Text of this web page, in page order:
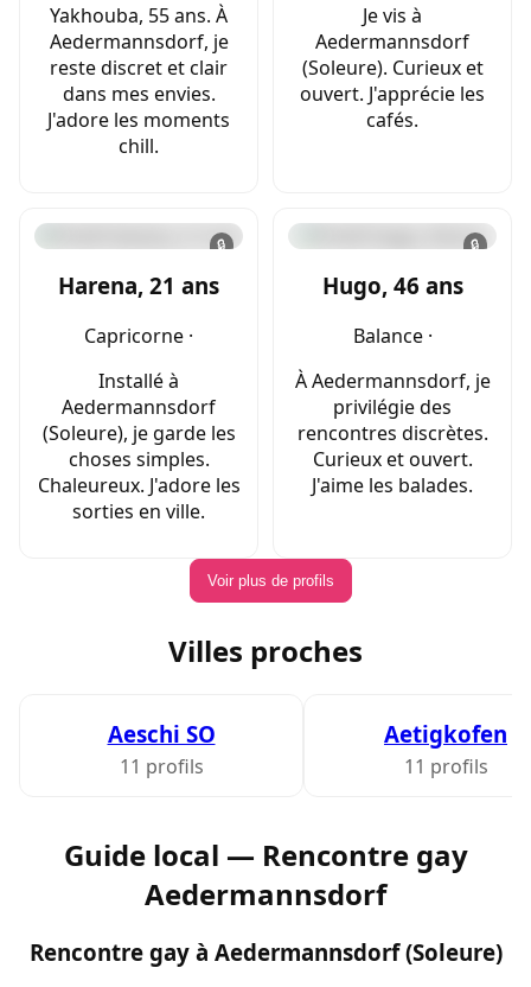
Yakhouba, 55 ans. À
Aedermannsdorf, je
reste discret et clair
dans mes envies.
J'adore les moments
chill.
Je vis à
Aedermannsdorf
(Soleure). Curieux et
ouvert. J'apprécie les
cafés.
🔒
Harena, 21 ans
Capricorne ·
Installé à
Aedermannsdorf
(Soleure), je garde les
choses simples.
Chaleureux. J'adore les
sorties en ville.
🔒
Hugo, 46 ans
Balance ·
À Aedermannsdorf, je
privilégie des
rencontres discrètes.
Curieux et ouvert.
J'aime les balades.
Voir plus de profils
Villes proches
Aeschi SO
11 profils
Aetigkofen
11 profils
Guide local — Rencontre gay
Aedermannsdorf
Rencontre gay à Aedermannsdorf (Soleure)